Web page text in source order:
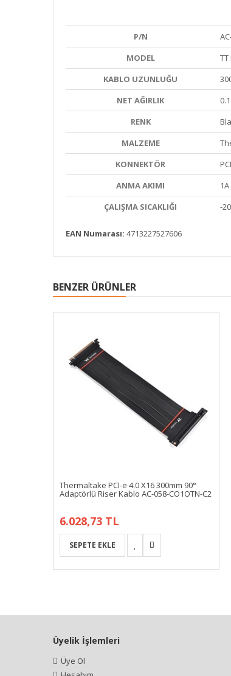
P/N
MODEL
KABLO UZUNLUĞU
NET AĞIRLIK
RENK
MALZEME
KONNEKTÖR
ANMA AKIMI
1A
ÇALIŞMA SICAKLIĞI
-
EAN Numarası: 4713227527606
BENZER ÜRÜNLER
Thermaltake PCI-e 4.0 X16 300mm 90°
Adaptörlü Riser Kablo AC-058-CO1OTN-C2
6.028,73 TL
Üyelik İşlemleri
Üye Ol